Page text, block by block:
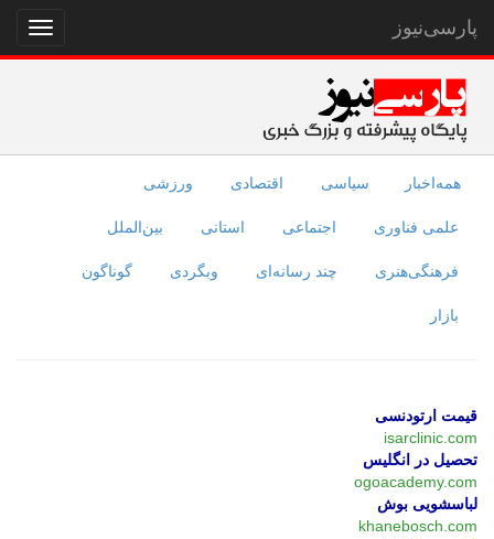
نمایش
منو
پارسی‌نیوز
همه‌اخبار سیاسی اقتصادی ورزشی
علمی فناوری اجتماعی استانی بین‌الملل
فرهنگی‌هنری چند رسانه‌ای وبگردی گوناگون
بازار
قیمت ارتودنسی
isarclinic.com
تحصیل در انگلیس
ogoacademy.com
لباسشویی بوش
khanebosch.com